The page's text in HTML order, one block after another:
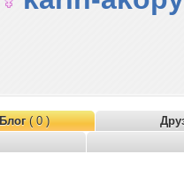
Блог( 0 )